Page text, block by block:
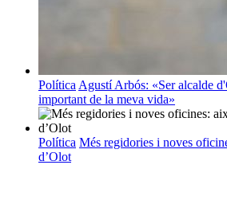
Política Agustí Arbós: «Ser alcalde
important de la meva vida»
Política Més regidories i noves
d’Olot